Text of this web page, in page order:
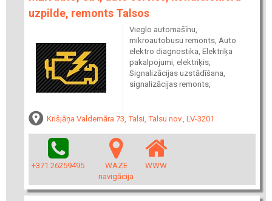
uzpilde, remonts Talsos
Vieglo automašīnu,
mikroautobusu remonts, Auto
elektro diagnostika, Elektriķa
pakalpojumi, elektriķis,
Signalizācijas uzstādīšana,
signalizācijas remonts,
Krišjāņa Valdemāra 73, Talsi, Talsu nov., LV-3201
+371 26259495
WAZE
navigācija
WWW